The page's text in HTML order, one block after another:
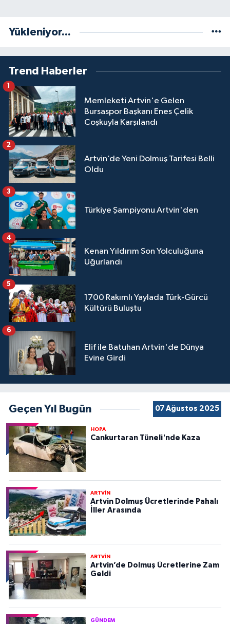
Yükleniyor...
Trend Haberler
Memleketi Artvin'e Gelen
Bursaspor Başkanı Enes Çelik
Coşkuyla Karşılandı
Artvin’de Yeni Dolmuş Tarifesi Belli
Oldu
2
Türkiye Şampiyonu Artvin'den
3
Kenan Yıldırım Son Yolculuğuna
Uğurlandı
4
1700 Rakımlı Yaylada Türk-Gürcü
Kültürü Buluştu
5
Elif ile Batuhan Artvin'de Dünya
Evine Girdi
6
Geçen Yıl Bugün 07 Ağustos 2025
HOPA
Cankurtaran Tüneli'nde Kaza
ARTVİN
Artvin Dolmuş Ücretlerinde Pahalı
İller Arasında
ARTVİN
Artvin’de Dolmuş Ücretlerine Zam
Geldi
GÜNDEM